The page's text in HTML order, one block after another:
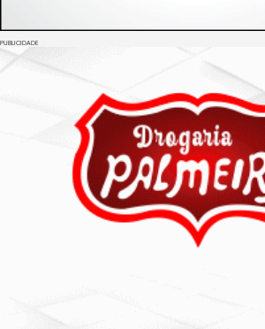
PUBLICIDADE